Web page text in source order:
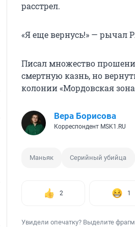
расстрел.
«Я еще вернусь!» — рычал
Писал множество
смертную казнь, но
колонии «Мордовская
Вера Борисова
Корреспондент MSK1.RU
Маньяк Серийный убийца
2 1
Увидели опечатку? Выделите